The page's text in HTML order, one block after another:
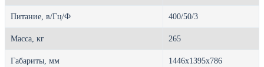
Питание, в/Гц/Ф 400/50/3
Масса, кг 265
Габариты, мм 1446x1395x786